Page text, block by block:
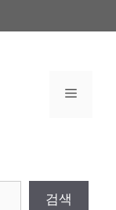
Menu
검색